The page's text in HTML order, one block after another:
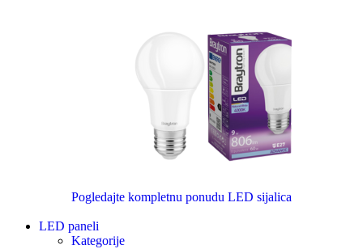
Pogledajte kompletnu ponudu LED sijalica
LED paneli
Kategorije